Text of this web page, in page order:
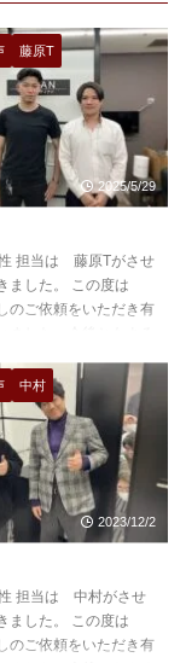
藤原T
2025/5/29
担当は 藤原Tがさせ
ました。 この度は
のご依頼をいただき有
enh.com/staff012/
中村
2023/12/2
担当は 中村がさせ
ました。 この度は
のご依頼をいただき有